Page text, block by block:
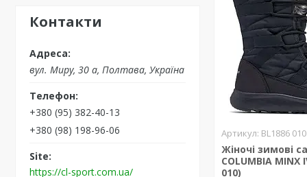
Контакти
вул. Миру, 30 а, Полтава, Україна
+380 (95) 382-40-13
+380 (98) 198-96-06
https://cl-sport.com.ua/
BL1886 010
Жіночі зимові
COLUMBIA MINX
010)